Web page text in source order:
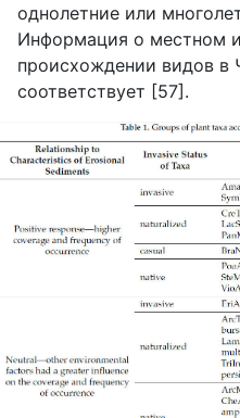
однолетние или
Информация о местном
происхождении видов в
соответствует [57].